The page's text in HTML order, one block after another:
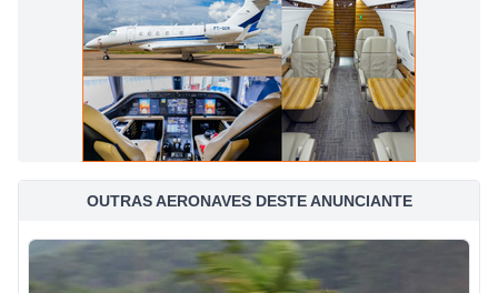
OUTRAS AERONAVES DESTE ANUNCIANTE